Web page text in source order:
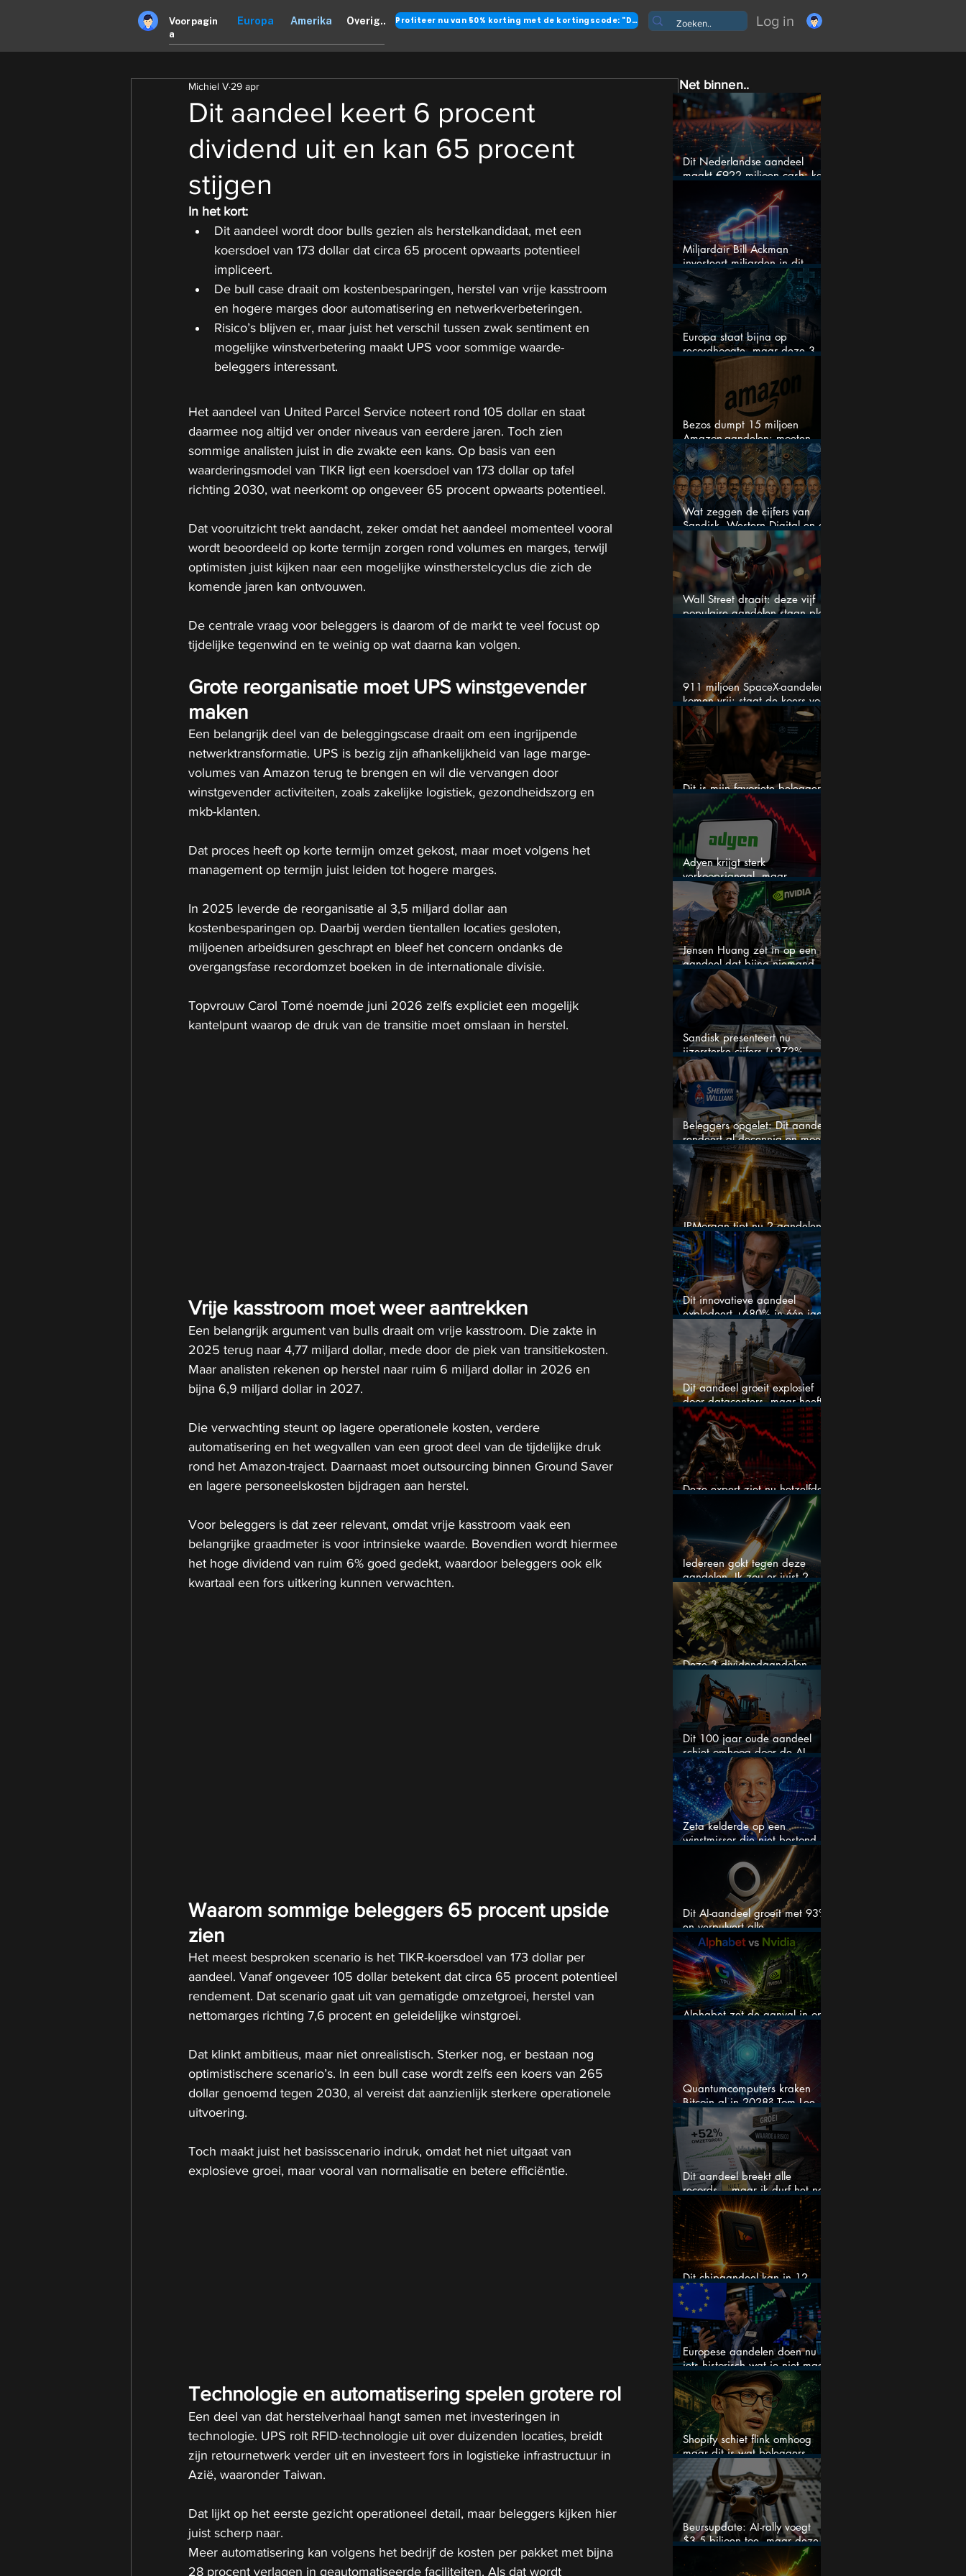
Voorpagin
a
Europa Amerika Overig.. Profiteer nu van 50% korting met de kortingscode: "DANK" Log in
Dit aandeel keert 6 procent
dividend uit en kan 65 procent
stijgen
Michiel V 29 apr
In het kort:
Dit aandeel wordt door bulls gezien als herstelkandidaat, met een
koersdoel van 173 dollar dat circa 65 procent opwaarts potentieel
impliceert.
De bull case draait om kostenbesparingen, herstel van vrije kasstroom
en hogere marges door automatisering en netwerkverbeteringen.
Risico’s blijven er, maar juist het verschil tussen zwak sentiment en
mogelijke winstverbetering maakt UPS voor sommige waarde-
beleggers interessant.
Het aandeel van United Parcel Service noteert rond 105 dollar en staat
daarmee nog altijd ver onder niveaus van eerdere jaren. Toch zien
sommige analisten juist in die zwakte een kans. Op basis van een
waarderingsmodel van TIKR ligt een koersdoel van 173 dollar op tafel
richting 2030, wat neerkomt op ongeveer 65 procent opwaarts potentieel.
Dat vooruitzicht trekt aandacht, zeker omdat het aandeel momenteel vooral
wordt beoordeeld op korte termijn zorgen rond volumes en marges, terwijl
optimisten juist kijken naar een mogelijke winstherstelcyclus die zich de
komende jaren kan ontvouwen.
De centrale vraag voor beleggers is daarom of de markt te veel focust op
tijdelijke tegenwind en te weinig op wat daarna kan volgen.
Grote reorganisatie moet UPS winstgevender
maken
Een belangrijk deel van de beleggingscase draait om een ingrijpende
netwerktransformatie. UPS is bezig zijn afhankelijkheid van lage marge-
volumes van Amazon terug te brengen en wil die vervangen door
winstgevender activiteiten, zoals zakelijke logistiek, gezondheidszorg en
mkb-klanten.
Dat proces heeft op korte termijn omzet gekost, maar moet volgens het
management op termijn juist leiden tot hogere marges.
In 2025 leverde de reorganisatie al 3,5 miljard dollar aan
kostenbesparingen op. Daarbij werden tientallen locaties gesloten,
miljoenen arbeidsuren geschrapt en bleef het concern ondanks de
overgangsfase recordomzet boeken in de internationale divisie.
Topvrouw Carol Tomé noemde juni 2026 zelfs expliciet een mogelijk
kantelpunt waarop de druk van de transitie moet omslaan in herstel.
Vrije kasstroom moet weer aantrekken
Een belangrijk argument van bulls draait om vrije kasstroom. Die zakte in
2025 terug naar 4,77 miljard dollar, mede door de piek van transitiekosten.
Maar analisten rekenen op herstel naar ruim 6 miljard dollar in 2026 en
bijna 6,9 miljard dollar in 2027.
Die verwachting steunt op lagere operationele kosten, verdere
automatisering en het wegvallen van een groot deel van de tijdelijke druk
rond het Amazon-traject. Daarnaast moet outsourcing binnen Ground Saver
en lagere personeelskosten bijdragen aan herstel.
Voor beleggers is dat zeer relevant, omdat vrije kasstroom vaak een
belangrijke graadmeter is voor intrinsieke waarde. Bovendien wordt hiermee
het hoge dividend van ruim 6% goed gedekt, waardoor beleggers ook elk
kwartaal een fors uitkering kunnen verwachten.
Waarom sommige beleggers 65 procent upside
zien
Het meest besproken scenario is het TIKR-koersdoel van 173 dollar per
aandeel. Vanaf ongeveer 105 dollar betekent dat circa 65 procent potentieel
rendement. Dat scenario gaat uit van gematigde omzetgroei, herstel van
nettomarges richting 7,6 procent en geleidelijke winstgroei.
Dat klinkt ambitieus, maar niet onrealistisch. Sterker nog, er bestaan nog
optimistischere scenario’s. In een bull case wordt zelfs een koers van 265
dollar genoemd tegen 2030, al vereist dat aanzienlijk sterkere operationele
uitvoering.
Toch maakt juist het basisscenario indruk, omdat het niet uitgaat van
explosieve groei, maar vooral van normalisatie en betere efficiëntie.
Technologie en automatisering spelen grotere rol
Een deel van dat herstelverhaal hangt samen met investeringen in
technologie. UPS rolt RFID-technologie uit over duizenden locaties, breidt
zijn retournetwerk verder uit en investeert fors in logistieke infrastructuur in
Azië, waaronder Taiwan.
Dat lijkt op het eerste gezicht operationeel detail, maar beleggers kijken hier
juist scherp naar.
Meer automatisering kan volgens het bedrijf de kosten per pakket met bijna
28 procent verlagen in geautomatiseerde faciliteiten. Als dat wordt
Net binnen..
Dit Nederlandse aandeel
maakt €922 miljoen cash: kan
dit dividendaandeel blijven
Miljardair Bill Ackman
investeert miljarden in dit
techaandeel
Europa staat bijna op
recordhoogte, maar deze 3
sectoren vallen nu op
Bezos dumpt 15 miljoen
Amazon-aandelen: moeten
beleggers zich zorgen maken?
Wat zeggen de cijfers van
Sandisk, Western Digital en de
AI-Infrastructuur aandelen mij
werkelijk
Wall Street draait: deze vijf
populaire aandelen staan plots
onder spanning
911 miljoen SpaceX-aandelen
komen vrij: staat de koers voor
een nieuwe crash?
Dit is mijn favoriete belegger…
en het is niet Warren Buffett
Adyen krijgt sterk
verkoopsignaal, maar
analisten zien juist een
koopkans
Jensen Huang zet in op een
aandeel dat bijna niemand
Sandisk presenteert nu
ijzersterke cijfers (+372%
omzetgroei), toch zakt het
aandeel weg
Beleggers opgelet: Dit aandeel
rendeert al decennia en moet
op je watchlist staan!
JPMorgan tipt nu 2 aandelen
voor augustus
Dit innovatieve aandeel
explodeert +680% in één jaar
en blijft maar stijgen
Dit aandeel groeit explosief
door datacenters, maar heeft
tientallen miljarden nodig
Deze expert ziet nu hetzelfde
als voor de crash van 1987
Iedereen gokt tegen deze
aandelen. Ik zou er juist 2
kopen
Deze 3 dividendaandelen
kunnen binnenkort flink stijgen
Dit 100 jaar oude aandeel
schiet omhoog door de AI-
boom
Zeta kelderde op een
winstmisser die niet bestond
maar zijn de aandelen
koopwaardig?
Dit AI-aandeel groeit met 93%
en verpulvert alle
verwachtingen, maar is het nu
nog wel koopwaardig?
Alphabet zet de aanval in op
Nvidia met eigen AI-chips
Quantumcomputers kraken
Bitcoin al in 2028? Tom Lee
luidt de alarmbel
Dit aandeel breekt alle
records… maar ik durf het na
deze koersstijging niet te
kopen
Dit chipaandeel kan in 12
maanden verdubbelen
Europese aandelen doen nu
iets historisch wat je niet mag
negeren
Shopify schiet flink omhoog
maar dit is wat beleggers
missen
Beursupdate: AI-rally voegt
$3,5 biljoen toe, maar deze
cijfers waarschuwen beleggers